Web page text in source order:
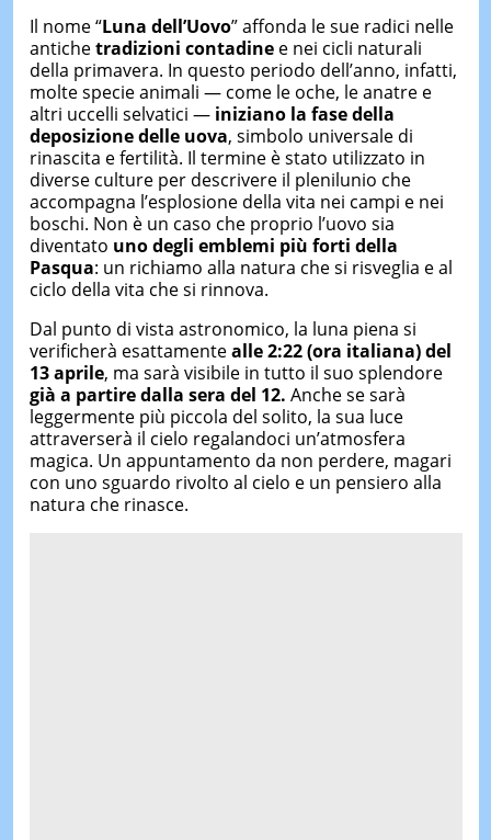
Il nome “Luna dell’Uovo” affonda le sue radici nelle
antichetradizioni contadinee nei cicli naturali
della primavera. In questo periodo dell’anno, infatti,
molte specie animali — come le oche, le anatre e
altri uccelli selvatici — iniziano la fase della
deposizione delle uova, simbolo universale di
rinascita e fertilità. Il termine è stato utilizzato in
diverse culture per descrivere il plenilunio che
accompagna l’esplosione della vita nei campi e nei
boschi. Non è un caso che proprio l’uovo sia
diventato uno degli emblemi più forti della
Pasqua: un richiamo alla natura che si risveglia e al
ciclo della vita che si rinnova.
Dal punto di vista astronomico, la luna piena si
verificherà esattamentealle 2:22 (ora italiana) del
13 aprile, ma sarà visibile in tutto il suo splendore
già a partire dalla sera del 12. Anche se sarà
leggermente più piccola del solito, la sua luce
attraverserà il cielo regalandoci un’atmosfera
magica. Un appuntamento da non perdere, magari
con uno sguardo rivolto al cielo e un pensiero alla
natura che rinasce.